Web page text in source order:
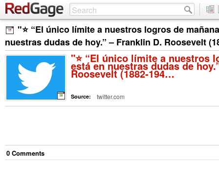
"⭐️ “El único límite a nuestros logros de
nuestras dudas de hoy.” – Franklin D. Roosevelt
"⭐️ “El único límite a nuestros
está en nuestras dudas de
Roosevelt (1882-194…
Source: twitter.com
0 Comments